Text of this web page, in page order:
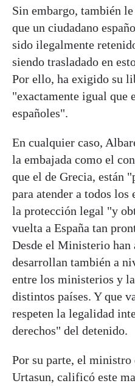
Sin embargo, también
que un ciudadano
sido ilegalmente
siendo trasladado en
Por ello, ha exigido su
"exactamente igual que
españoles".
En cualquier caso,
la embajada como el
que el de Grecia, están
para atender a todos los
la protección legal "y
vuelta a España tan
Desde el Ministerio han
desarrollan también a
entre los ministerios y
distintos países. Y que
respeten la legalidad
derechos" del detenido.
Por su parte, el ministro
Urtasun, calificó este